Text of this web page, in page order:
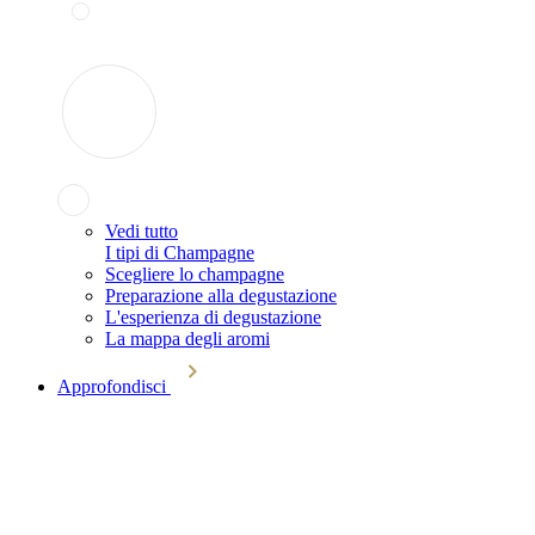
Vedi tutto
I tipi di Champagne
Scegliere lo champagne
Preparazione alla degustazione
L'esperienza di degustazione
La mappa degli aromi
Approfondisci